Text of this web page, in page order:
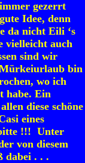
gezerrt
Idee, denn
da nicht Eili ‘s
vielleicht auch
sind wir
bin
wo ich
habe. Ein
diese schöne
eines
!!! Unter
von diesem
dabei . . .